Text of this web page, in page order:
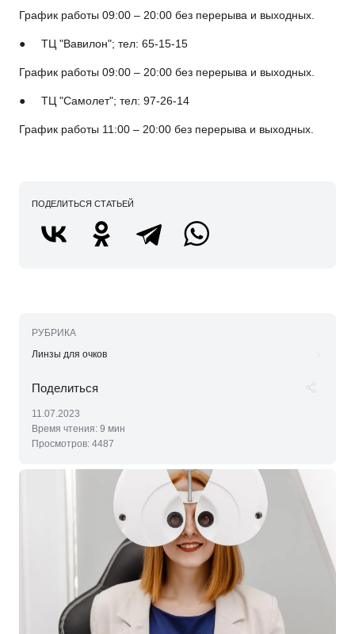
График работы 09:00 – 20:00 без перерыва и выходных.
● ТЦ "Вавилон"; тел: 65-15-15
График работы 09:00 – 20:00 без перерыва и выходных.
● ТЦ "Самолет"; тел: 97-26-14
График работы 11:00 – 20:00 без перерыва и выходных.
ПОДЕЛИТЬСЯ СТАТЬЕЙ
РУБРИКА
Линзы для очков
11.07.2023
Время чтения: 9 мин
Просмотров: 4487